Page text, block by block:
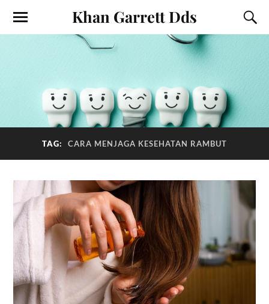
Khan Garrett Dds
TAG: CARA MENJAGA KESEHATAN RAMBUT